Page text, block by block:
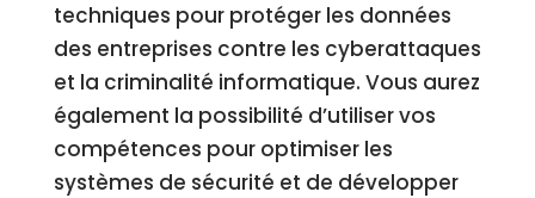
techniques pour protéger les données
des entreprises contre les cyberattaques
et la criminalité informatique. Vous aurez
également la possibilité d’utiliser vos
compétences pour optimiser les
systèmes de sécurité et de développer